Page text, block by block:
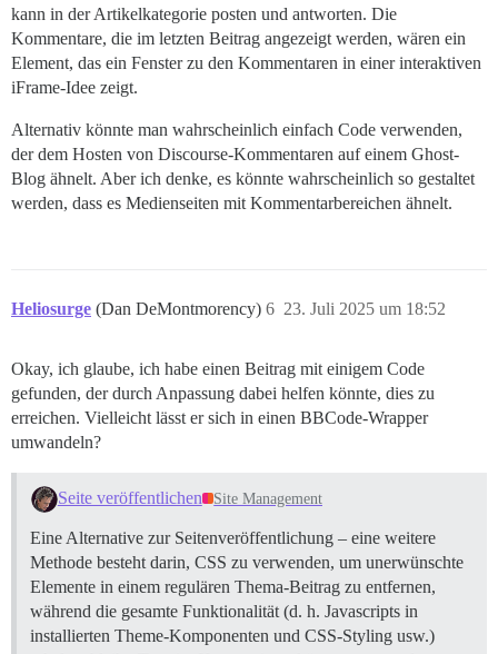
kann in der Artikelkategorie posten und antworten. Die
Kommentare, die im letzten Beitrag angezeigt werden, wären ein
Element, das ein Fenster zu den Kommentaren in einer interaktiven
iFrame-Idee zeigt.
Alternativ könnte man wahrscheinlich einfach Code verwenden,
der dem Hosten von Discourse-Kommentaren auf einem Ghost-
Blog ähnelt. Aber ich denke, es könnte wahrscheinlich so gestaltet
werden, dass es Medienseiten mit Kommentarbereichen ähnelt.
Heliosurge (Dan DeMontmorency) 23. Juli 2025 um 18:52
6
Okay, ich glaube, ich habe einen Beitrag mit einigem Code
gefunden, der durch Anpassung dabei helfen könnte, dies zu
erreichen. Vielleicht lässt er sich in einen BBCode-Wrapper
umwandeln?
Seite veröffentlichen Site Management
Eine Alternative zur Seitenveröffentlichung – eine weitere
Methode besteht darin, CSS zu verwenden, um unerwünschte
Elemente in einem regulären Thema-Beitrag zu entfernen,
während die gesamte Funktionalität (d. h. Javascripts in
installierten Theme-Komponenten und CSS-Styling usw.)